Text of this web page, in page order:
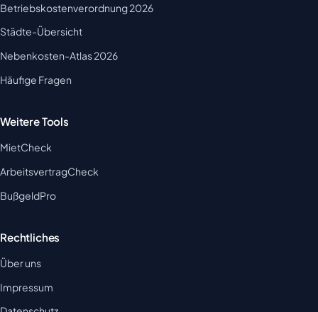
Betriebskostenverordnung 2026
Städte-Übersicht
Nebenkosten-Atlas 2026
Häufige Fragen
Weitere Tools
MietCheck
ArbeitsvertragCheck
BußgeldPro
Rechtliches
Über uns
Impressum